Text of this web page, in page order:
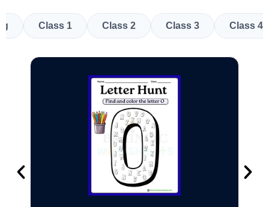
Class 1 Class 2 Class 3 Class 4